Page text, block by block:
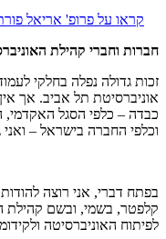
קראו על פרופ' אריאל
חברות וחברי קהילת
זכות גדולה נפלה בחלקי
אוניברסיטת תל אביב. אך
כבדה – כלפי הסגל האקדמי,
וכלפי החברה בישראל – ואני
בפתח דברי, אני רוצה
קלפטר, בשמי, ובשם קהילת
לפיתוח האוניברסיטה